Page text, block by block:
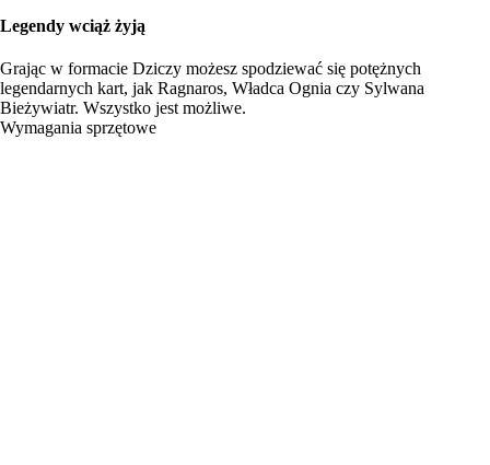
Legendy wciąż żyją
Grając w formacie Dziczy możesz spodziewać się potężnych
legendarnych kart, jak Ragnaros, Władca Ognia czy Sylwana
Bieżywiatr. Wszystko jest możliwe.
Wymagania sprzętowe